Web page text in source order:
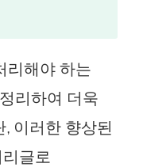
리해야 하는
리하여 더욱
이러한 향상된
글로